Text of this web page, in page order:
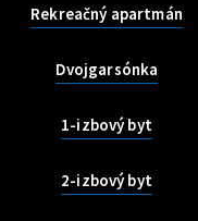
Rekreačný apartmán
Dvojgarsónka
1-izbový byt
2-izbový byt